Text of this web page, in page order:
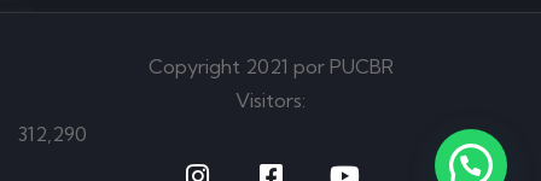
Copyright 2021 por PUCBR
Visitors:
312,290